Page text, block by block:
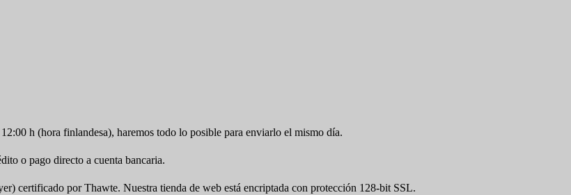
h (hora finlandesa), haremos todo lo posible para enviarlo el mismo día.
o pago directo a cuenta bancaria.
certificado por Thawte. Nuestra tienda de web está encriptada con protección 128-bit SSL.